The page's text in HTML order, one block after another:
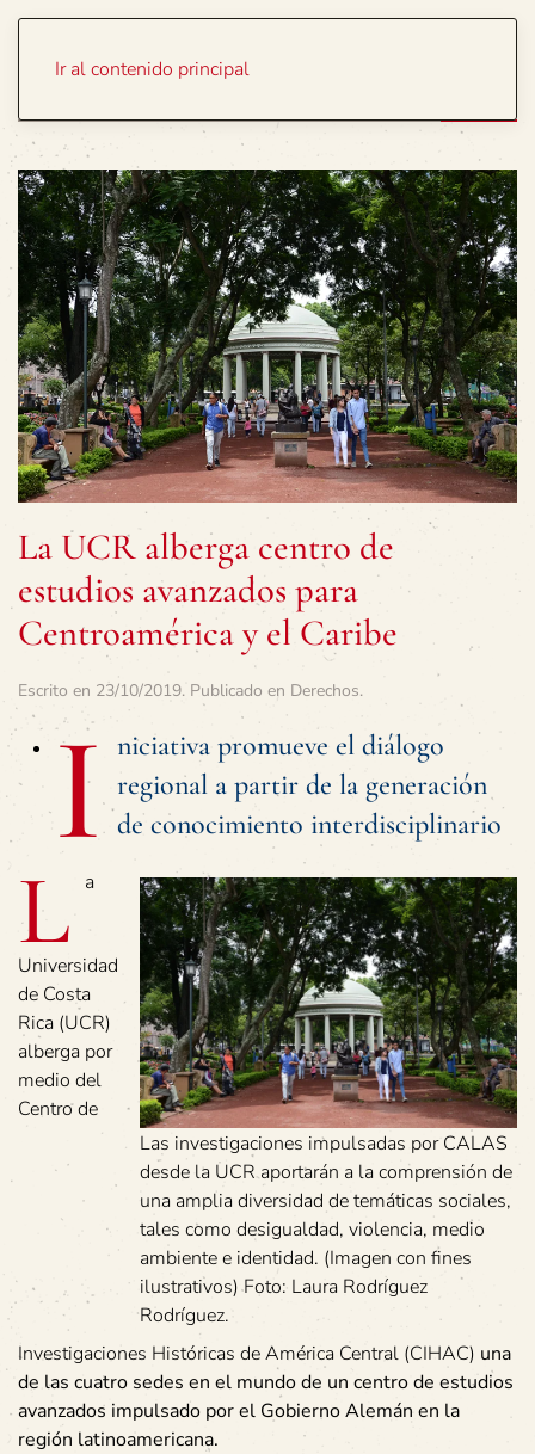
Ir al contenido principal
La UCR alberga centro de
estudios avanzados para
Centroamérica y el Caribe
Escrito en 23/10/2019. Publicado en Derechos.
I niciativa promueve el diálogo
regional a partir de la generación
de conocimiento interdisciplinario
Las investigaciones impulsadas por CALAS
desde la UCR aportarán a la comprensión de
una amplia diversidad de temáticas sociales,
tales como desigualdad, violencia, medio
ambiente e identidad. (Imagen con fines
ilustrativos) Foto: Laura Rodríguez
Rodríguez.
L a
Universidad
de Costa
Rica (UCR)
alberga por
medio del
Centro de
Investigaciones Históricas de América Central (CIHAC) una
de las cuatro sedes en el mundo de un centro de estudios
avanzados impulsado por el Gobierno Alemán en la
región latinoamericana.